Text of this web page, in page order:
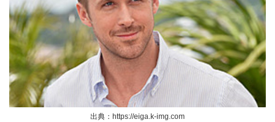
出典：https://eiga.k-img.com